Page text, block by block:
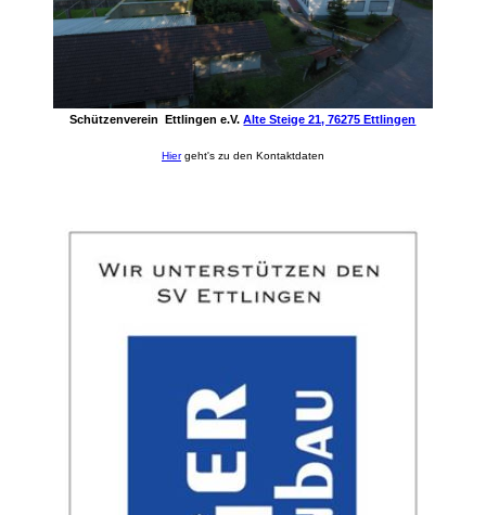
Schützenverein Ettlingen e.V. Alte Steige 21, 76275 Ettlingen
Hiergeht's zu den Kontaktdaten